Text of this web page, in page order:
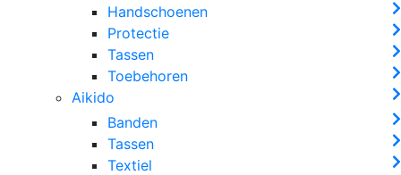
Handschoenen
Protectie
Tassen
Toebehoren
Aikido
Banden
Tassen
Textiel